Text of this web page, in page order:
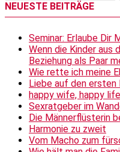
NEUESTE BEITRÄGE
Seminar: Erlaube Dir
Wenn die Kinder aus
Beziehung als Paar
Wie rette ich meine
Liebe auf den ersten
happy wife, happy life
Sexratgeber im
Die Männerflüsterin
Harmonie zu zweit
Vom Macho zum